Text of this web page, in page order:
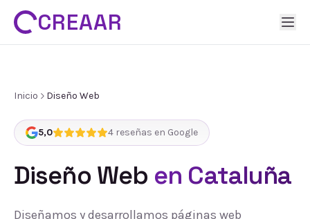
CREAAR
Inicio Diseño Web
5,0 4 reseñas en Google
Diseño Web en Cataluña
Diseñamos y desarrollamos páginas web